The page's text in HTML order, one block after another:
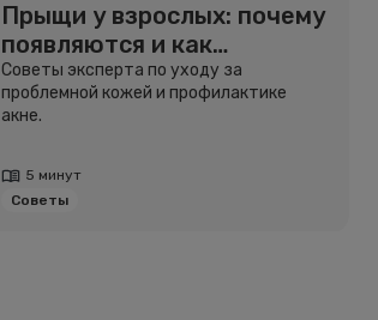
Прыщи у взрослых: почему
появляются и как
избавиться
Советы эксперта по уходу за
проблемной кожей и профилактике
акне.
5 минут
Советы